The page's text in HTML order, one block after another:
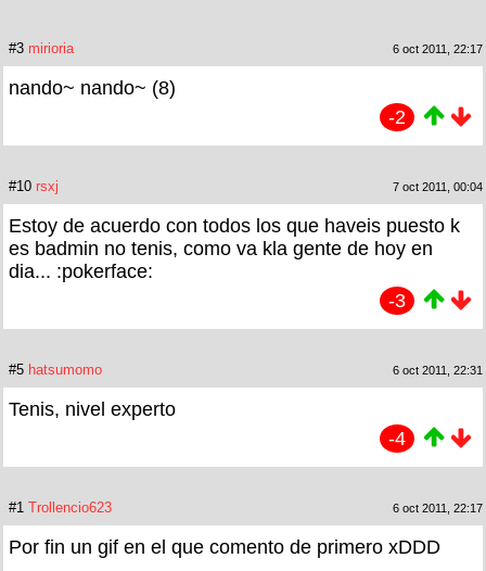
#3 mirioria 6 oct 2011, 22:17
nando~ nando~ (8)
-2
#10 rsxj 7 oct 2011, 00:04
Estoy de acuerdo con todos los que haveis puesto k
es badmin no tenis, como va kla gente de hoy en
dia... :pokerface:
-3
#5 hatsumomo 6 oct 2011, 22:31
Tenis, nivel experto
-4
#1 Trollencio623 6 oct 2011, 22:17
Por fin un gif en el que comento de primero xDDD